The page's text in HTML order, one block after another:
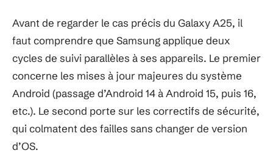
Avant de regarder le cas précis du Galaxy A25, il
faut comprendre que Samsung applique deux
cycles de suivi parallèles à ses appareils. Le premier
concerne les mises à jour majeures du système
Android (passage d’Android 14 à Android 15, puis 16,
etc.). Le second porte sur les correctifs de sécurité,
qui colmatent des failles sans changer de version
d’OS.